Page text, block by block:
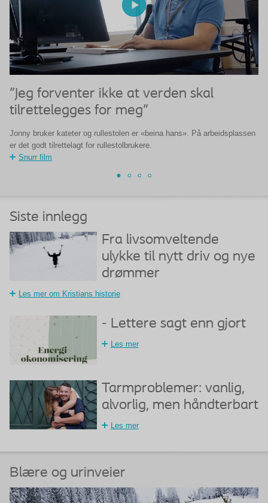
"Jeg forventer ikke at verden skal
tilrettelegges for meg"
Jonny bruker kateter og rullestolen er «beina hans». På arbeidsplassen
er det godt tilrettelagt for rullestolbrukere.
Snurr film
Siste innlegg
Fra livsomveltende
ulykke til nytt driv og nye
drømmer
Les mer om Kristians historie
- Lettere sagt enn gjort
Les mer
Tarmproblemer: vanlig,
alvorlig, men håndterbart
Les mer
Blære og urinveier